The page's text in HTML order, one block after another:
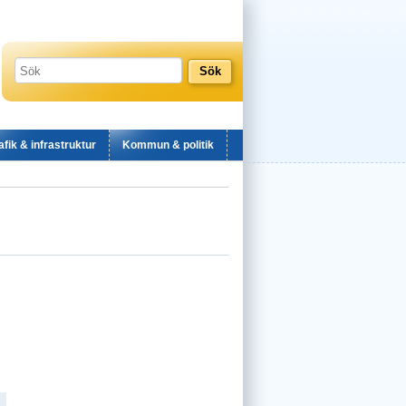
& infrastruktur Kommun & politik